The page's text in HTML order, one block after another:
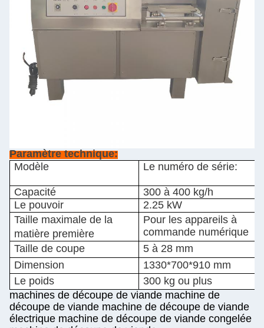
Paramètre technique:
Modèle
Le numéro de série:
Capacité
300 à 400 kg/h
Le pouvoir
2.25 kW
Taille maximale de la
matière première
Pour les appareils à
commande numérique
Taille de coupe
5 à 28 mm
Dimension
1330*700*910 mm
Le poids
300 kg ou plus
machines de découpe de viande machine de
découpe de viande machine de découpe de viande
électrique machine de découpe de viande congelée